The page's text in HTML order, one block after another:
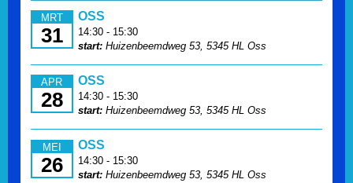
MRT
31
OSS
14:30 - 15:30
start:Huizenbeemdweg 53, 5345 HL Oss
APR
28
OSS
14:30 - 15:30
start:Huizenbeemdweg 53, 5345 HL Oss
MEI
26
OSS
14:30 - 15:30
start:Huizenbeemdweg 53, 5345 HL Oss